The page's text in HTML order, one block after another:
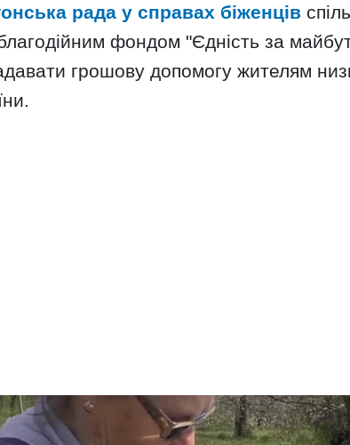
рада у справах біженців
фондом "Єдність за
грошову допомогу жителям